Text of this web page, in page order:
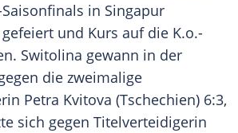
in Singapur
und Kurs auf die K.o.-
Switolina gewann in der
die zweimalige
Petra Kvitova (Tschechien) 6:3,
sich gegen Titelverteidigerin